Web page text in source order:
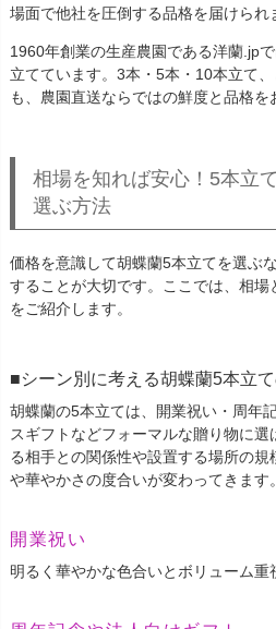
場面で他社を圧倒する品格を届けられ
1960年創業の生産農園である洋蘭.jp
立てています。3本・5本・10本立て
も、農園直送ならではの鮮度と品格を
相場を知れば安心！5本立
選ぶ方法
価格を意識して胡蝶蘭5本立てを選ぶ
することが大切です。ここでは、相
をご紹介します。
シーン別に考える胡蝶蘭5本立
胡蝶蘭の5本立ては、開業祝い・周年
スギフトなどフォーマルな贈り物に
る相手との関係性や設置する場所の規
や華やかさの度合いが変わってきます。
開業祝い
明るく華やかな色合いとボリューム重